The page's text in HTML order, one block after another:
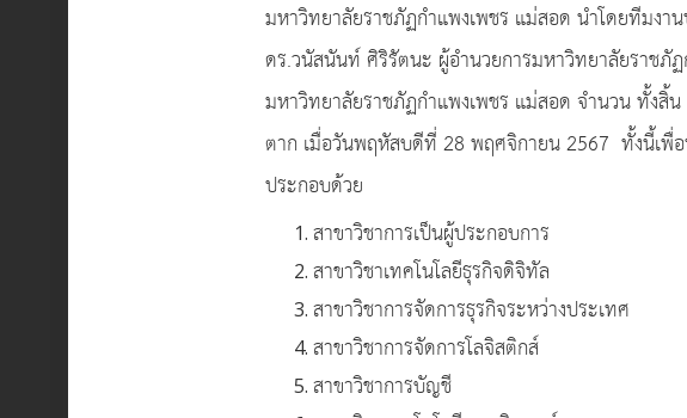
มหาวิทยาลัยราชภัฏกำแพงเพชร แม่สอด นำโดยทีมง
ดร.วนัสนันท์ ศิริรัตนะ ผู้อำนวยการมหาวิทยาลัยราชภั
มหาวิทยาลัยราชภัฏกำแพงเพชร แม่สอด จำนวน ทั้งสิ้
ตาก เมื่อวันพฤหัสบดีที่ 28 พฤศจิกายน 2567 ทั้งนี้เพื่อ
ประกอบด้วย
สาขาวิชาการเป็นผู้ประกอบการ
สาขาวิชาเทคโนโลยีธุรกิจดิจิทัล
สาขาวิชาการจัดการธุรกิจระหว่างประเทศ
สาขาวิชาการจัดการโลจิสติกส์
สาขาวิชาการบัญชี